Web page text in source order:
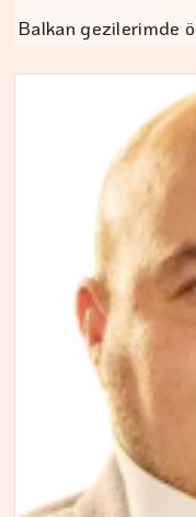
Balkan gezilerimde